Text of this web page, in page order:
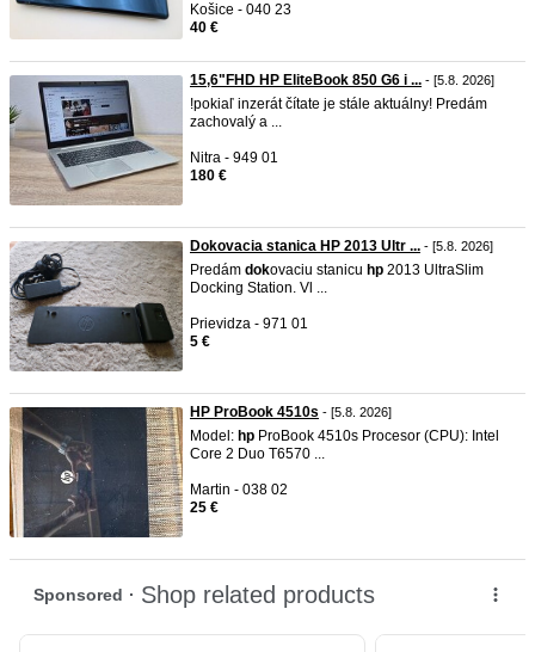
Košice - 040 23
40 €
15,6"FHD HP EliteBook 850 G6 i ... - [5.8. 2026]
!pokiaľ inzerát čítate je stále aktuálny! Predám
zachovalý a ...
Nitra - 949 01
180 €
Dokovacia stanica HP 2013 Ultr ... - [5.8. 2026]
Predám dokovaciu stanicu hp 2013 UltraSlim
Docking Station. Vl ...
Prievidza - 971 01
5 €
HP ProBook 4510s - [5.8. 2026]
Model: hp ProBook 4510s Procesor (CPU): Intel
Core 2 Duo T6570 ...
Martin - 038 02
25 €